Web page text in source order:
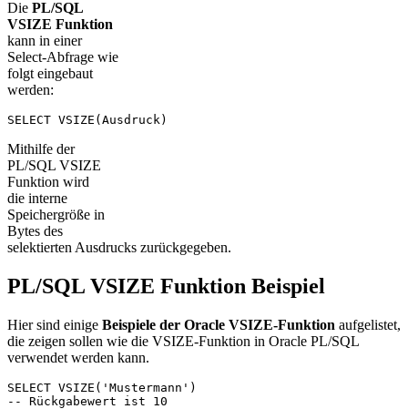
Die PL/SQL
VSIZE Funktion
kann in einer
Select-Abfrage wie
folgt eingebaut
werden:
SELECT VSIZE(Ausdruck)
Mithilfe der
PL/SQL VSIZE
Funktion wird
die interne
Speichergröße in
Bytes des
selektierten Ausdrucks zurückgegeben.
PL/SQL VSIZE Funktion Beispiel
Hier sind einige Beispiele der Oracle VSIZE-Funktion aufgelistet,
die zeigen sollen wie die VSIZE-Funktion in Oracle PL/SQL
verwendet werden kann.
SELECT VSIZE('Mustermann')
-- Rückgabewert ist 10